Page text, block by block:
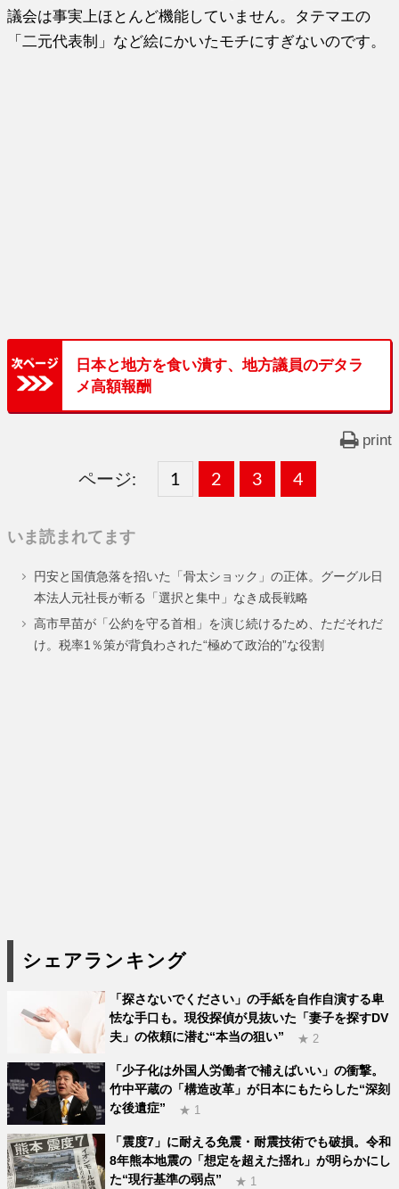
議会は事実上ほとんど機能していません。タテマエの
「二元代表制」など絵にかいたモチにすぎないのです。
日本と地方を食い潰す、地方議員のデタラ
メ高額報酬
print
ページ:
固
ー
ジ
1 ,
固
ー
ジ
2 ,
固
ー
ジ
3 ,
固
ー
ジ
4
いま読まれてます
円安と国債急落を招いた「骨太ショック」の正体。グーグル日
本法人元社長が斬る「選択と集中」なき成長戦略
高市早苗が「公約を守る首相」を演じ続けるため、ただそれだ
け。税率1％策が背負わされた“極めて政治的”な役割
シェアランキング
「探さないでください」の手紙を自作自演する卑
怯な手口も。現役探偵が見抜いた「妻子を探すDV
夫」の依頼に潜む“本当の狙い”
★ 2
「少子化は外国人労働者で補えばいい」の衝撃。
竹中平蔵の「構造改革」が日本にもたらした“深刻
な後遺症”
★ 1
「震度7」に耐える免震・耐震技術でも破損。令和
8年熊本地震の「想定を超えた揺れ」が明らかにし
た“現行基準の弱点”
★ 1